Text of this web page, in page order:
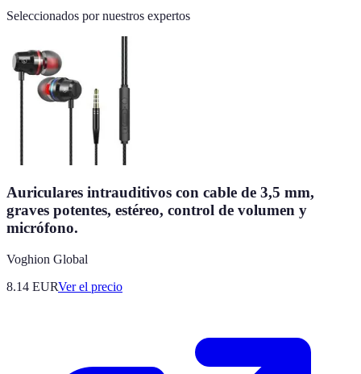
Seleccionados por nuestros expertos
Auriculares intrauditivos con cable de 3,5 mm,
graves potentes, estéreo, control de volumen y
micrófono.
Voghion Global
8.14 EURVer el precio